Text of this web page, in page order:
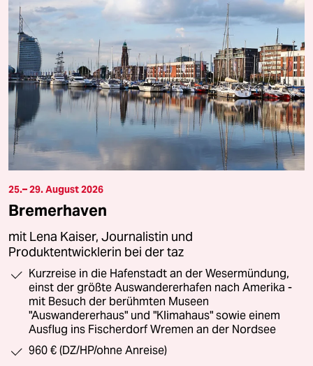
25.– 29. August 2026
Bremerhaven
mit Lena Kaiser, Journalistin und
Produktentwicklerin bei der taz
Kurzreise in die Hafenstadt an der Wesermündung,
einst der größte Auswandererhafen nach Amerika -
mit Besuch der berühmten Museen
"Auswandererhaus" und "Klimahaus" sowie einem
Ausflug ins Fischerdorf Wremen an der Nordsee
960 € (DZ/HP/ohne Anreise)